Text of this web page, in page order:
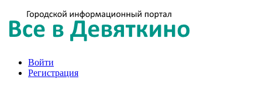
Войти
Регистрация